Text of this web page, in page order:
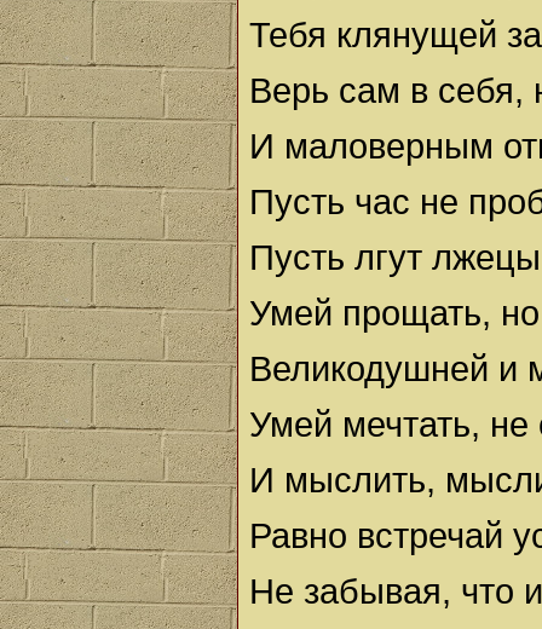
Тебя клянущей
Верь сам в себя,
И маловерным
Пусть час не
Пусть лгут
Умей прощать,
Великодушней и
Умей мечтать,
И мыслить,
Равно встречай
Не забывая, что